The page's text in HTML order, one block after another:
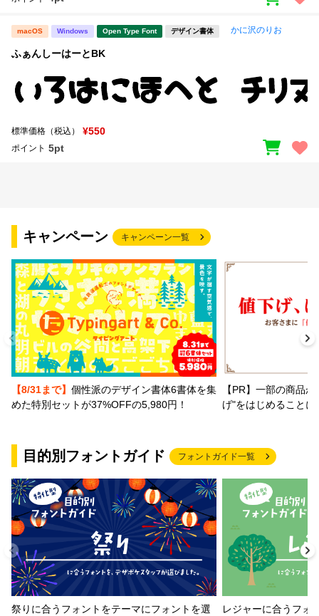
macOS Windows Open Type Font デザイン書体 かに沢のりお
ふぁんしーはーとBK
標準価格（税込） ¥550
ポイント 5pt
キャンペーン キャンペーン一覧
【8/31まで】 個性派のデザイン書体6書体を集
めた特別セットが37%OFFの5,980円！
【PR】一部の商品
げ"をはじめること
目的別フォントガイド フォントガイド一覧
祭りに合うフォントをテーマにフォントを選
レジャーに合うフォ